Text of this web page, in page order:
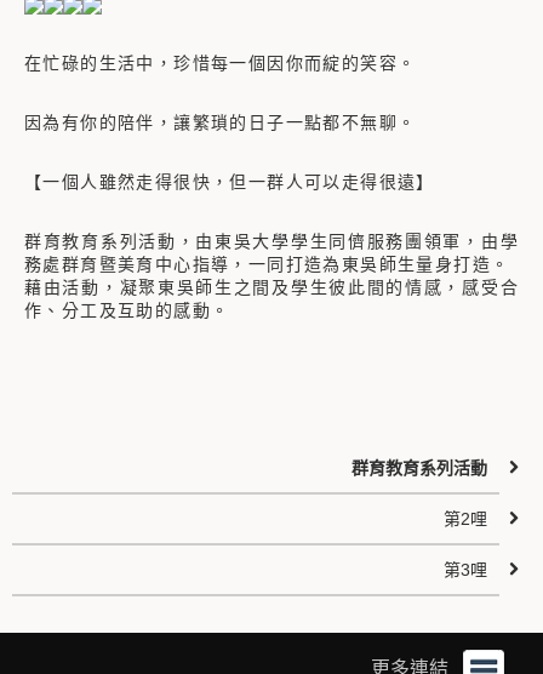
在忙碌的生活中，珍惜每一個因你而綻的笑容。
因為有你的陪伴，讓繁瑣的日子一點都不無聊。
【一個人雖然走得很快，但一群人可以走得很遠】
群育教育系列活動，由東吳大學學生同儕服務團領軍，由學
務處群育暨美育中心指導，一同打造為東吳師生量身打造。
藉由活動，凝聚東吳師生之間及學生彼此間的情感，感受合
作、分工及互助的感動。
群育教育系列活動
第2哩
第3哩
更多連結